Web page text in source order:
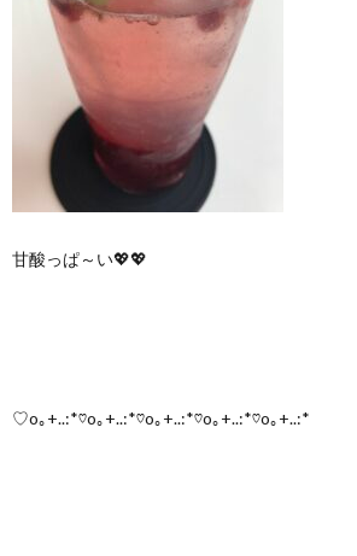
甘酸っぱ～い💖💖
♡o｡+..:*♡o｡+..:*♡o｡+..:*♡o｡+..:*♡o｡+..:*